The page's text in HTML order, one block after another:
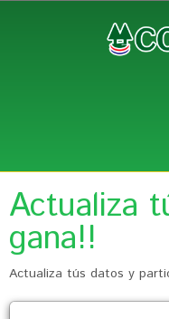
Actualiza
gana!!
Actualiza tús datos y